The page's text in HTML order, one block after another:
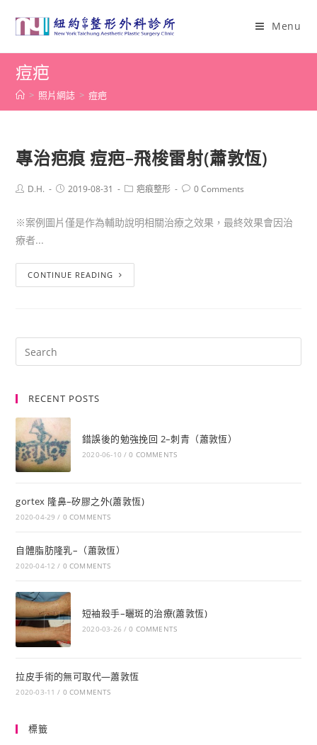
Menu
痘疤
> 照片網誌 > 痘疤
專治疤痕 痘疤–飛梭雷射(蕭敦恆)
D.H. 2019-08-31 疤痕整形 0 Comments
※案例圖片僅是作為輔助說明相關治療之效果，最終效果會因治
療者...
CONTINUE READING
RECENT POSTS
錯誤後的勉強挽回 2–刺青（蕭敦恆）
2020-06-10 / 0 COMMENTS
gortex 隆鼻–矽膠之外(蕭敦恆)
2020-04-29 / 0 COMMENTS
自體脂肪隆乳–（蕭敦恆）
2020-04-12 / 0 COMMENTS
短袖殺手–曬斑的治療(蕭敦恆)
2020-03-26 / 0 COMMENTS
拉皮手術的無可取代—蕭敦恆
2020-03-11 / 0 COMMENTS
標籤